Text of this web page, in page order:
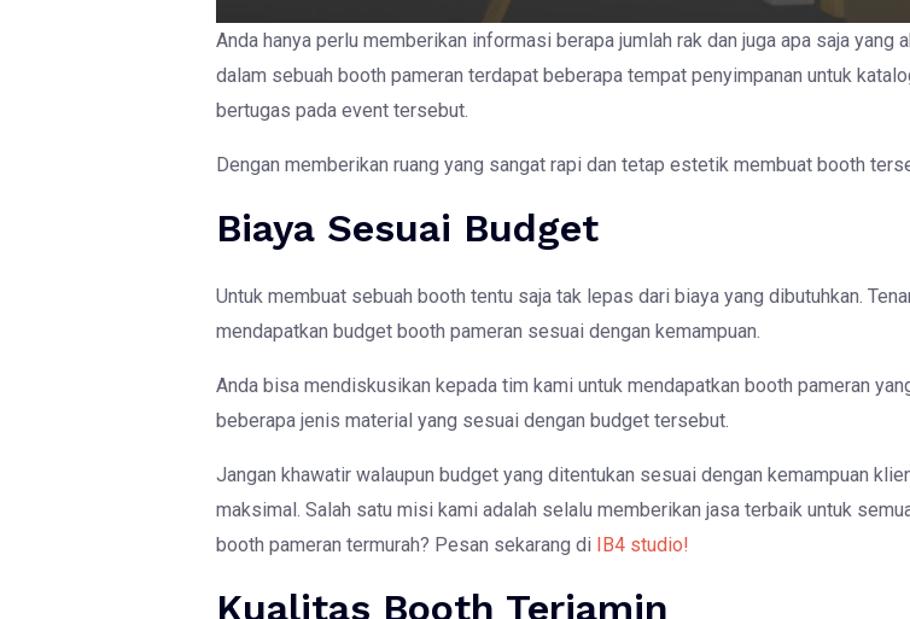
Anda hanya perlu memberikan informasi berapa jumlah rak dan juga apa saja
dalam sebuah booth pameran terdapat beberapa tempat penyimpanan untuk
bertugas pada event tersebut.
Dengan memberikan ruang yang sangat rapi dan tetap estetik membuat booth
Biaya Sesuai Budget
Untuk membuat sebuah booth tentu saja tak lepas dari biaya yang dibutuhkan.
mendapatkan budget booth pameran sesuai dengan kemampuan.
Anda bisa mendiskusikan kepada tim kami untuk mendapatkan booth pameran
beberapa jenis material yang sesuai dengan budget tersebut.
Jangan khawatir walaupun budget yang ditentukan sesuai dengan kemampuan
maksimal. Salah satu misi kami adalah selalu memberikan jasa terbaik untuk
booth pameran termurah? Pesan sekarang di IB4 studio!
Kualitas Booth Terjamin